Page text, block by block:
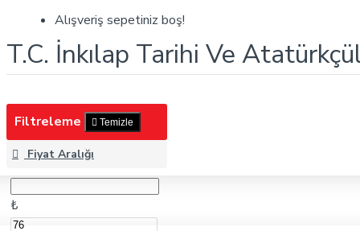
Alışveriş sepetiniz boş!
T.C. İnkılap Tarihi Ve
Filtreleme Temizle
Fiyat Aralığı
₺